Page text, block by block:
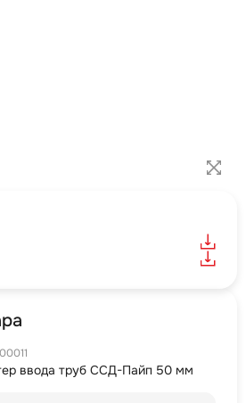
ввода труб ССД-Пайп 50 мм